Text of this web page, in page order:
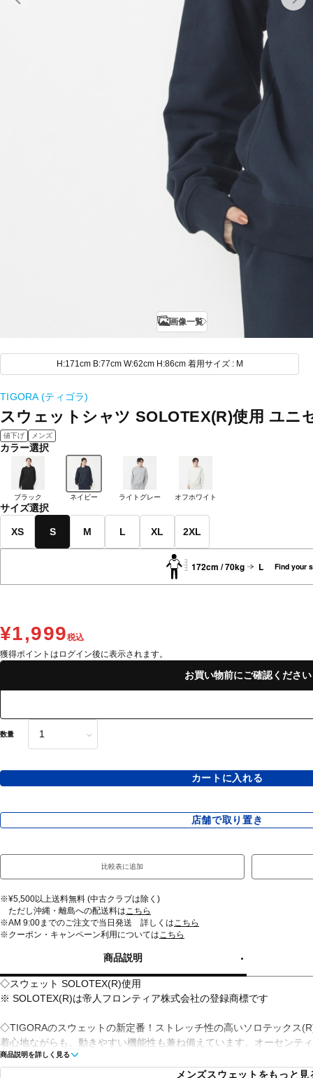
画像一覧
H:171cm B:77cm W:62cm H:86cm 着用サイズ : M
TIGORA (ティゴラ)
スウェットシャツ SOLOTEX(R)使用 ユニ
値下げ メンズ
カラー選択
ブラック ネイビー ライトグレー オフホワイト
サイズ選択
XS S M L XL 2XL
172cm / 70kg L Find your
¥1,999税込
獲得ポイントはログイン後に表示されます。
お買い物前にご確認ください
数量
カートに入れる
店舗で取り置き
比較表に追加
※¥5,500以上送料無料 (中古クラブは除く)
ただし沖縄・離島への配送料はこちら
※AM 9:00までのご注文で当日発送 詳しくはこちら
※クーポン・キャンペーン利用についてはこちら
商品説明
◇スウェット SOLOTEX(R)使用
※ SOLOTEX(R)は帝人フロンティア株式会社の登録商標です
◇TIGORAのスウェットの新定番！ストレッチ性の高いソロテックス
着心地ながらも、動きやすい機能性も兼ね備えています。オーセンテ
ーでおなじみのPEANUTSのグラフィックをあしらった商品も同素材
商品説明を詳しく見る
メンズスウェットをもっと見